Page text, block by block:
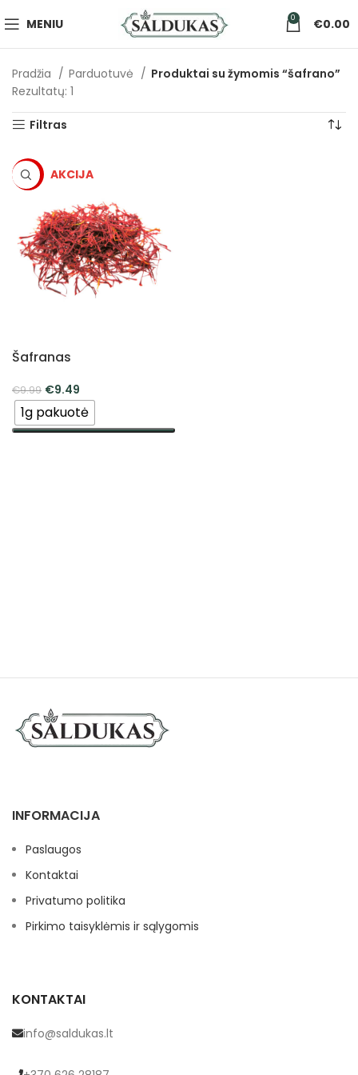
MENIU 0 €0.00
Pradžia Parduotuvė
Produktai su žymomis “šafrano”
Rezultatų: 1
Filtras
-5%
Šafranas
€9.99 €9.49
1g pakuotė
INFORMACIJA
Paslaugos
Kontaktai
Privatumo politika
Pirkimo taisyklėmis ir sąlygomis
KONTAKTAI
info@saldukas.lt